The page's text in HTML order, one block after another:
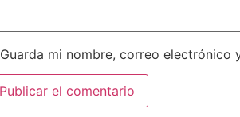
Guarda mi nombre, correo electrónico